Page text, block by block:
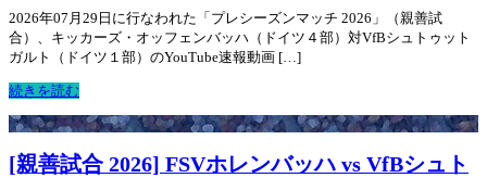
2026年07月29日に行なわれた「プレシーズンマッチ 2026」（親善試
合）、キッカーズ・オッフェンバッハ（ドイツ４部）対VfBシュトゥット
ガルト（ドイツ１部）のYouTube速報動画 […]
続きを読む
[親善試合 2026] FSVホレンバッハ vs VfBシュト